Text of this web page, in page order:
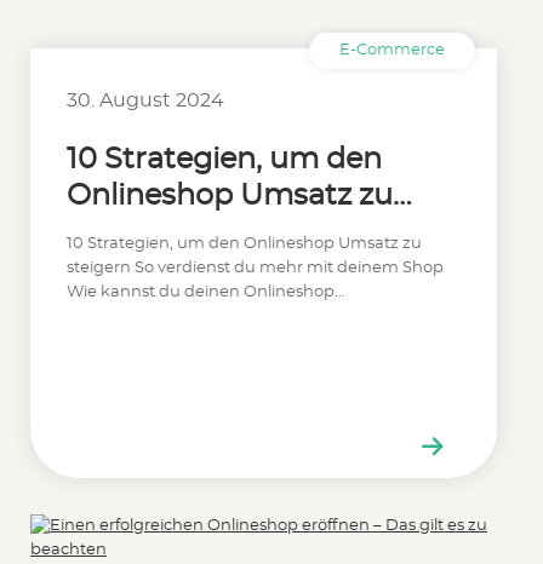
E-Commerce
30. August 2024
10 Strategien, um den
Onlineshop Umsatz zu
steigern
10 Strategien, um den Onlineshop Umsatz zu
steigern So verdienst du mehr mit deinem Shop
Wie kannst du deinen Onlineshop…